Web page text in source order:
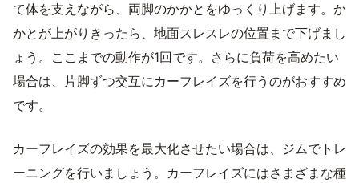
て体を支えながら、両脚のかかとをゆっくり上げます。か
かとが上がりきったら、地面スレスレの位置まで下げまし
ょう。ここまでの動作が1回です。さらに負荷を高めたい
場合は、片脚ずつ交互にカーフレイズを行うのがおすすめ
です。
カーフレイズの効果を最大化させたい場合は、ジムでトレ
ーニングを行いましょう。カーフレイズにはさまざまな種